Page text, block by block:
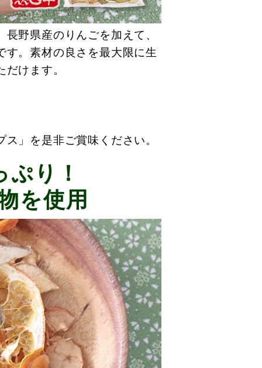
野県産のりんごを加えて、
す。素材の良さを最大限に生
けます。
」を是非ご賞味ください。
り！
を使用